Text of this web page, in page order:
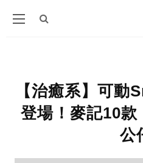
【治癒系】可
登場！麥記10
公